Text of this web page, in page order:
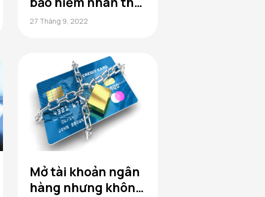
mà bạn không nên
27 Tháng 9, 2022
Mở tài khoản ngân
hàng nhưng không